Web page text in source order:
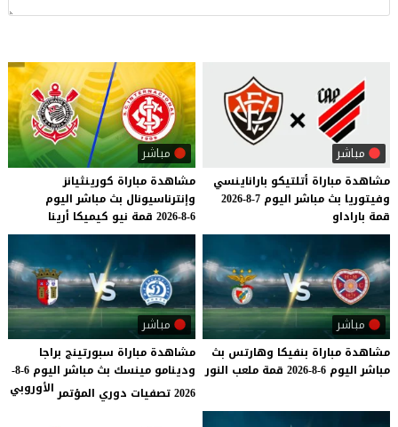
مباشر
مشاهدة مباراة أتلتيكو باراناينسي
وفيتوريا بث مباشر اليوم 7-8-2026
قمة باراداو
مباشر
مشاهدة مباراة كورينثيانز
وإنترناسيونال بث مباشر اليوم
6-8-2026
قمة نيو كيميكا أرينا
مباشر
مشاهدة مباراة بنفيكا وهارتس بث
مباشر اليوم 6-8-2026 قمة ملعب النور
مباشر
مشاهدة مباراة سبورتينج براجا
ودينامو مينسك بث مباشر اليوم 6-8-
2026 تصفيات دوري المؤتمر
الأوروبي